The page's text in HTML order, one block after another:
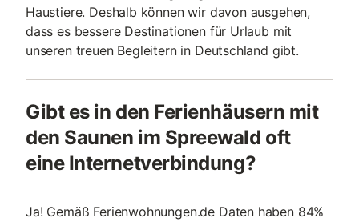
Haustiere. Deshalb können wir davon ausgehen,
dass es bessere Destinationen für Urlaub mit
unseren treuen Begleitern in Deutschland gibt.
Gibt es in den Ferienhäusern mit
den Saunen im Spreewald oft
eine Internetverbindung?
Ja! Gemäß Ferienwohnungen.de Daten haben 84%